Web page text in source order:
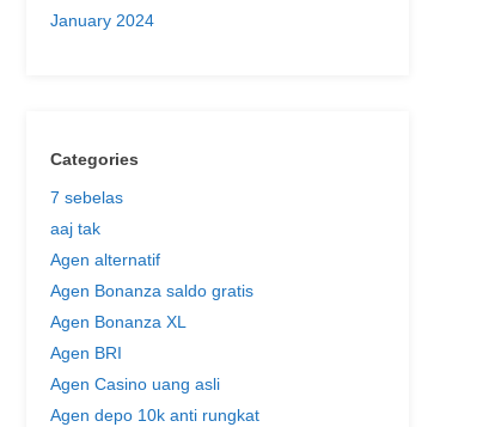
January 2024
Categories
7 sebelas
aaj tak
Agen alternatif
Agen Bonanza saldo gratis
Agen Bonanza XL
Agen BRI
Agen Casino uang asli
Agen depo 10k anti rungkat